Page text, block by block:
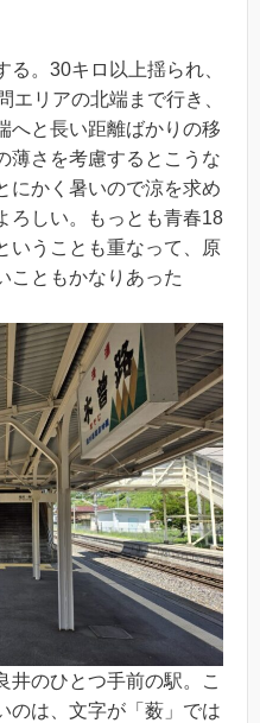
。30キロ以上揺られ、
エリアの北端まで行き、
へと長い距離ばかりの移
薄さを考慮するとこうな
にかく暑いので涼を求め
ろしい。もっとも青春18
いうことも重なって、原
こともかなりあった
井のひとつ手前の駅。こ
のは、文字が「薮」では